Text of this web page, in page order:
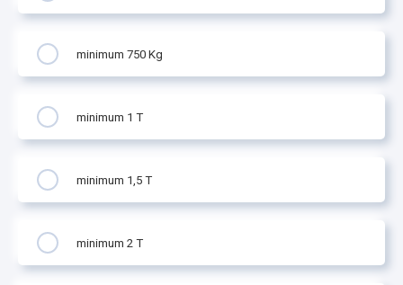
minimum 750 Kg
minimum 1 T
minimum 1,5 T
minimum 2 T